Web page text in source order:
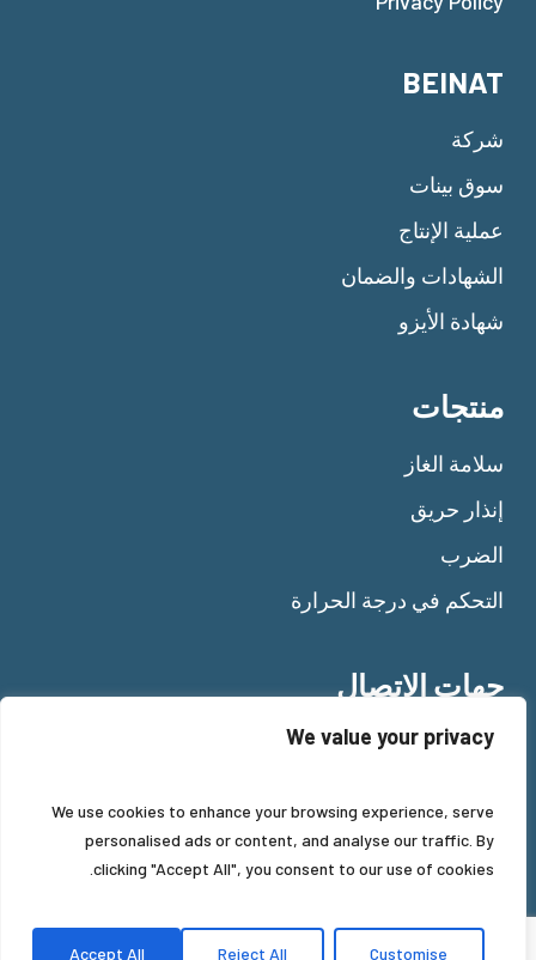
We value your privacy
We use cookies to enhance your browsing experience, serve
personalised ads or content, and analyse our traffic. By
clicking "Accept All", you consent to our use of cookies.
Customise
Reject All
Accept All
BEINAT
شركة
سوق بينات
عملية الإنتاج
الشهادات والضمان
شهادة الأيزو
منتجات
سلامة الغاز
إنذار حريق
الضرب
التحكم في درجة الحرارة
جهات الاتصال
Tel:+39 011 92 10 484
Mail:info@beinat.com